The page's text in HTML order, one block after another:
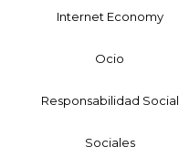
Internet Economy
Ocio
Responsabilidad Social
Sociales